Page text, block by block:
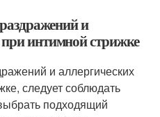
и
интимной стрижке
и аллергических
следует соблюдать
подходящий